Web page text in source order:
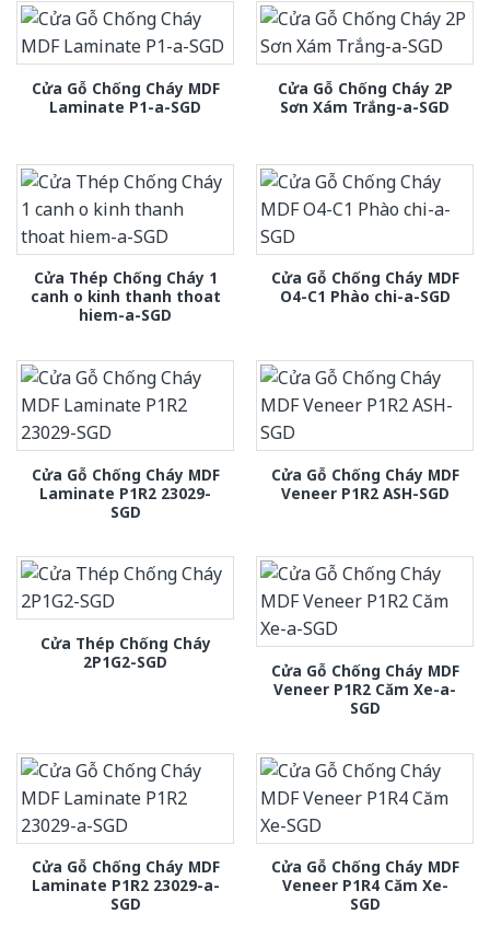
Cửa Gỗ Chống Cháy MDF
Laminate P1-a-SGD
Cửa Gỗ Chống Cháy 2P
Sơn Xám Trắng-a-SGD
Cửa Thép Chống Cháy 1
canh o kinh thanh thoat
hiem-a-SGD
Cửa Gỗ Chống Cháy MDF
O4-C1 Phào chi-a-SGD
Cửa Gỗ Chống Cháy MDF
Laminate P1R2 23029-
SGD
Cửa Gỗ Chống Cháy MDF
Veneer P1R2 ASH-SGD
Cửa Thép Chống Cháy
2P1G2-SGD
Cửa Gỗ Chống Cháy MDF
Veneer P1R2 Căm Xe-a-
SGD
Cửa Gỗ Chống Cháy MDF
Laminate P1R2 23029-a-
SGD
Cửa Gỗ Chống Cháy MDF
Veneer P1R4 Căm Xe-
SGD